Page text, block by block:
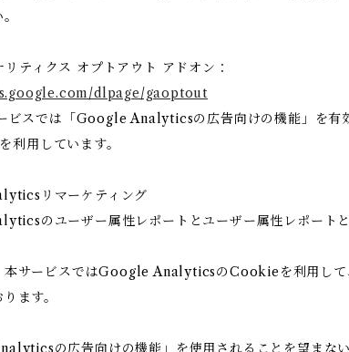
ティクス オプトアウト アドオン：
dlpage/gaoptout
ービスでは「Google Analyticsの広告向けの機能」を
利用しています。
リマーケティング
のユーザー属性レポートとユーザー属性レポート
本サービスではGoogle AnalyticsのCookieを利用して
ます。
の広告向けの機能」を使用されることを望ま